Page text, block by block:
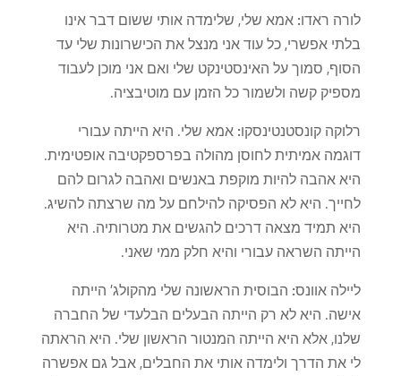
לורה ראדו: אמא שלי, שלימדה אותי ששום דבר אינו
בלתי אפשרי, כל עוד אני מנצל את הכישרונות שלי עד
הסוף, סמוך על האינסטינקט שלי ואם אני מוכן לעבוד
מספיק קשה ולשמור כל הזמן עם מוטיבציה.
רלוקה קונסטנטינסקו: אמא שלי. היא הייתה עבורי
דוגמה אמיתית לחוסן מהולה בפרספקטיבה אופטימית.
היא אהבה להיות מוקפת באנשים ואהבה לגרום להם
לחייך. היא לא הפסיקה להילחם על מה שרצתה להשיג.
היא תמיד מצאה דרכים להגשים את מטרותיה. היא
הייתה השראה עבורי והיא חלק ממי שאני.
ליילה אוונס: הבוסית הראשונה שלי מהקולג' הייתה
אישה. היא לא רק הייתה הבעלים הבלעדי של החברה
שלנו, אלא היא הייתה המנטור הראשון שלי. היא הראתה
לי את הדרך ולימדה אותי את החבלים, אבל גם אפשרה